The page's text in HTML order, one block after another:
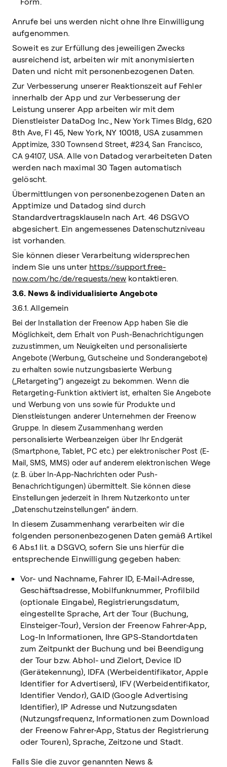
Anrufe bei uns werden nicht ohne Ihre Einwilligung
aufgenommen.
Soweit es zur Erfüllung des jeweiligen Zwecks
ausreichend ist, arbeiten wir mit anonymisierten
Daten und nicht mit personenbezogenen Daten.
Zur Verbesserung unserer Reaktionszeit auf Fehler
innerhalb der App und zur Verbesserung der
Leistung unserer App arbeiten wir mit dem
Dienstleister DataDog Inc., New York Times Bldg, 620
8th Ave, Fl 45, New York, NY 10018, USA zusammen
Apptimize, 330 Townsend Street, #234, San Francisco,
CA 94107, USA. Alle von Datadog verarbeiteten Daten
werden nach maximal 30 Tagen automatisch
gelöscht.
Übermittlungen von personenbezogenen Daten an
Apptimize und Datadog sind durch
Standardvertragsklauseln nach Art. 46 DSGVO
abgesichert. Ein angemessenes Datenschutzniveau
ist vorhanden.
Sie können dieser Verarbeitung widersprechen
indem Sie uns unter https://support.free-
now.com/hc/de/requests/new kontaktieren.
3.6. News & individualisierte Angebote
3.6.1. Allgemein
Bei der Installation der Freenow App haben Sie die
Möglichkeit, dem Erhalt von Push-Benachrichtigungen
zuzustimmen, um Neuigkeiten und personalisierte
Angebote (Werbung, Gutscheine und Sonderangebote)
zu erhalten sowie nutzungsbasierte Werbung
(„Retargeting“) angezeigt zu bekommen. Wenn die
Retargeting-Funktion aktiviert ist, erhalten Sie Angebote
und Werbung von uns sowie für Produkte und
Dienstleistungen anderer Unternehmen der Freenow
Gruppe. In diesem Zusammenhang werden
personalisierte Werbeanzeigen über Ihr Endgerät
(Smartphone, Tablet, PC etc.) per elektronischer Post (E-
Mail, SMS, MMS) oder auf anderem elektronischen Wege
(z. B. über In-App-Nachrichten oder Push-
Benachrichtigungen) übermittelt. Sie können diese
Einstellungen jederzeit in Ihrem Nutzerkonto unter
„Datenschutzeinstellungen“ ändern.
In diesem Zusammenhang verarbeiten wir die
folgenden personenbezogenen Daten gemäß Artikel
6 Abs.1 lit. a DSGVO, sofern Sie uns hierfür die
entsprechende Einwilligung gegeben haben:
Vor- und Nachname, Fahrer ID, E-Mail-Adresse,
Geschäftsadresse, Mobilfunknummer, Profilbild
(optionale Eingabe), Registrierungsdatum,
eingestellte Sprache, Art der Tour (Buchung,
Einsteiger-Tour), Version der Freenow Fahrer-App,
Log-In Informationen, Ihre GPS-Standortdaten
zum Zeitpunkt der Buchung und bei Beendigung
der Tour bzw. Abhol- und Zielort, Device ID
(Gerätekennung), IDFA (Werbeidentifikator, Apple
Identifier for Advertisers), IFV (Werbeidentifikator,
Identifier Vendor), GAID (Google Advertising
Identifier), IP Adresse und Nutzungsdaten
(Nutzungsfrequenz, Informationen zum Download
der Freenow Fahrer-App, Status der Registrierung
oder Touren), Sprache, Zeitzone und Stadt.
Falls Sie die zuvor genannten News &